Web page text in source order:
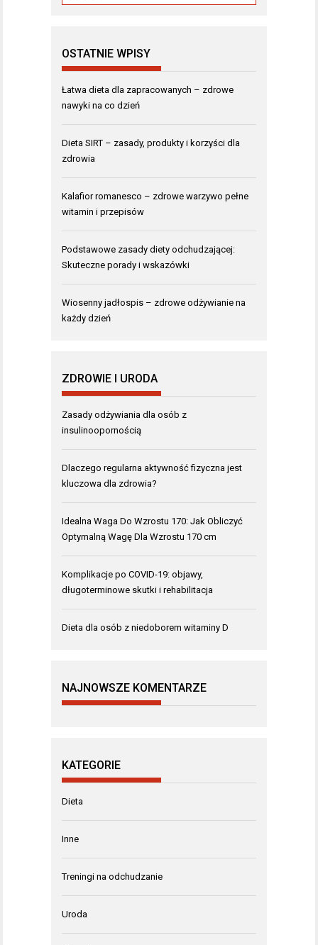
OSTATNIE WPISY
Łatwa dieta dla zapracowanych – zdrowe
nawyki na co dzień
Dieta SIRT – zasady, produkty i korzyści dla
zdrowia
Kalafior romanesco – zdrowe warzywo pełne
witamin i przepisów
Podstawowe zasady diety odchudzającej:
Skuteczne porady i wskazówki
Wiosenny jadłospis – zdrowe odżywianie na
każdy dzień
ZDROWIE I URODA
Zasady odżywiania dla osób z
insulinoopornością
Dlaczego regularna aktywność fizyczna jest
kluczowa dla zdrowia?
Idealna Waga Do Wzrostu 170: Jak Obliczyć
Optymalną Wagę Dla Wzrostu 170 cm
Komplikacje po COVID-19: objawy,
długoterminowe skutki i rehabilitacja
Dieta dla osób z niedoborem witaminy D
NAJNOWSZE KOMENTARZE
KATEGORIE
Dieta
Inne
Treningi na odchudzanie
Uroda